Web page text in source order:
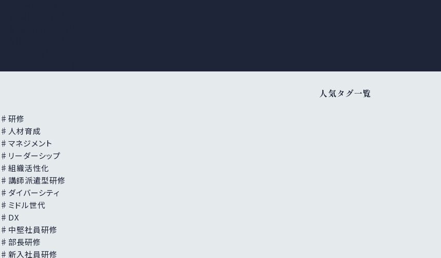
人気タグ一覧
♯研修
♯人材育成
♯マネジメント
♯リーダーシップ
♯組織活性化
♯講師派遣型研修
♯ダイバーシティ
♯ミドル世代
♯DX
♯中堅社員研修
♯部長研修
♯新入社員研修